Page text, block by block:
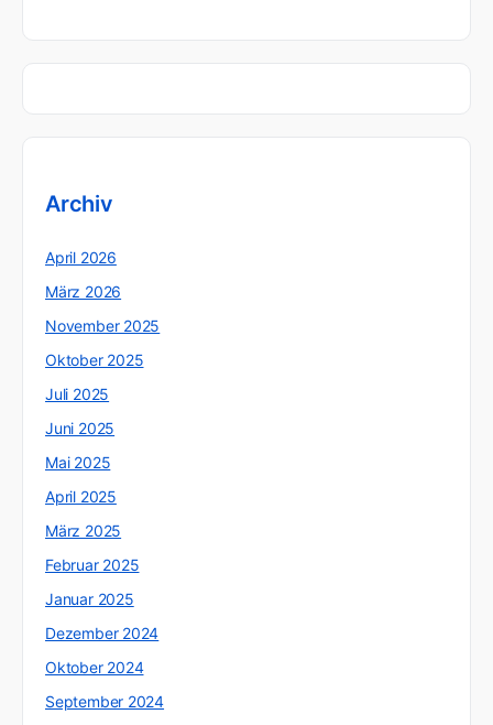
Archiv
April 2026
März 2026
November 2025
Oktober 2025
Juli 2025
Juni 2025
Mai 2025
April 2025
März 2025
Februar 2025
Januar 2025
Dezember 2024
Oktober 2024
September 2024